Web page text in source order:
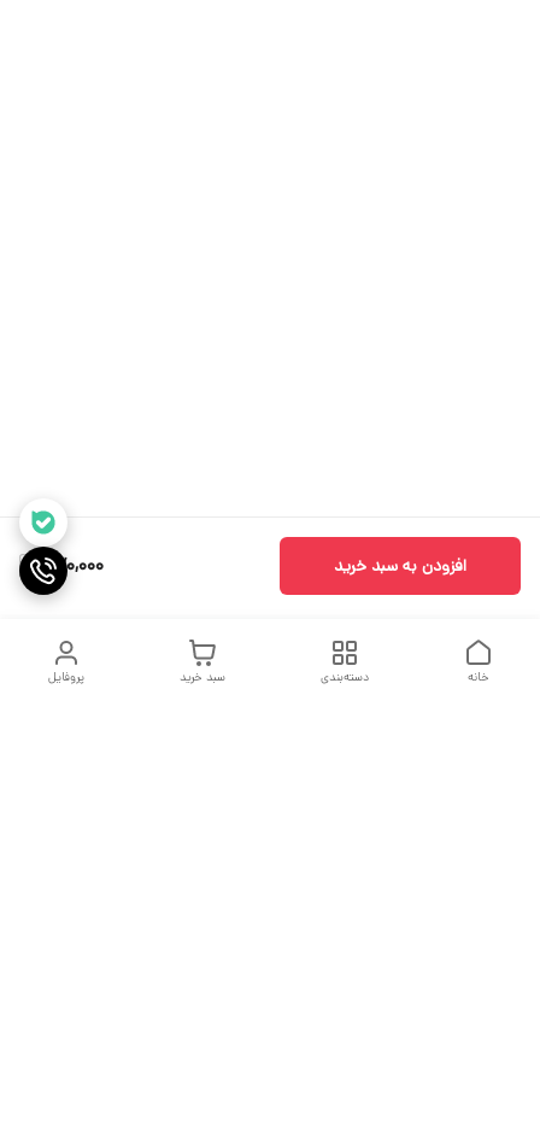
470,000 افزودن به سبد خرید
پروفایل سبد خرید دسته‌بندی خانه